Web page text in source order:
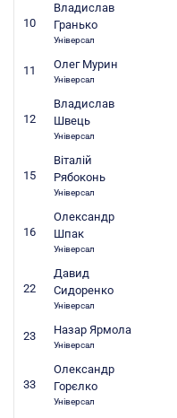
10
Владислав
Гранько
Універсал
11 Олег Мурин
Універсал
12
Владислав
Швець
Універсал
15
Віталій
Рябоконь
Універсал
16
Олександр
Шпак
Універсал
22
Давид
Сидоренко
Універсал
23 Назар Ярмола
Універсал
33
Олександр
Горєлко
Універсал